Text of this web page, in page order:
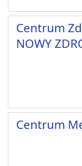
Centrum
NOWY
Centrum